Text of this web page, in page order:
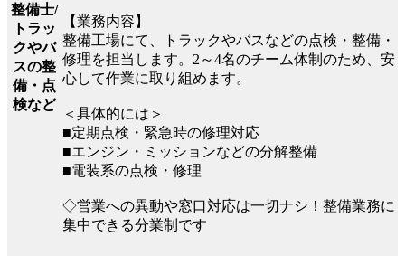
整備士/
トラッ
クやバ
スの整
備・点
検など
【業務内容】
整備工場にて、トラックやバスなどの点検・整備・
修理を担当します。2～4名のチーム体制のため、安
心して作業に取り組めます。
＜具体的には＞
■定期点検・緊急時の修理対応
■エンジン・ミッションなどの分解整備
■電装系の点検・修理
◇営業への異動や窓口対応は一切ナシ！整備業務に
集中できる分業制です